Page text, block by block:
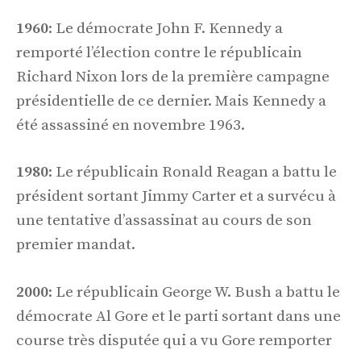
1960: Le démocrate John F. Kennedy a
remporté l’élection contre le républicain
Richard Nixon lors de la première campagne
présidentielle de ce dernier. Mais Kennedy a
été assassiné en novembre 1963.
1980: Le républicain Ronald Reagan a battu le
président sortant Jimmy Carter et a survécu à
une tentative d’assassinat au cours de son
premier mandat.
2000: Le républicain George W. Bush a battu le
démocrate Al Gore et le parti sortant dans une
course très disputée qui a vu Gore remporter